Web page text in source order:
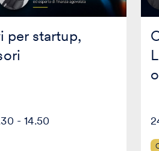
per startup,
- 14.50